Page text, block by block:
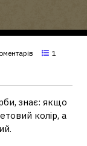
1
знає: якщо
колір, а